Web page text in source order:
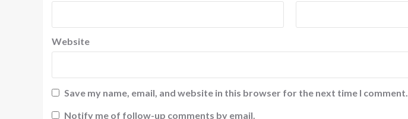
Website
Save my name, email, and website in this browser for the next time I comment.
Notify me of follow-up comments by email.